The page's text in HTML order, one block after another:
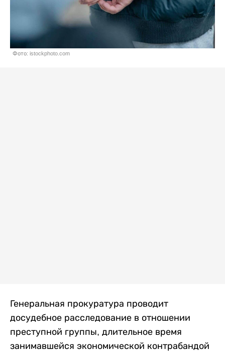
Фото: istockphoto.com
Генеральная прокуратура проводит
досудебное расследование в отношении
преступной группы, длительное время
занимавшейся экономической контрабандой